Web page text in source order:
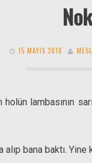
15 MAYIS 2018
lambasının
bana baktı.